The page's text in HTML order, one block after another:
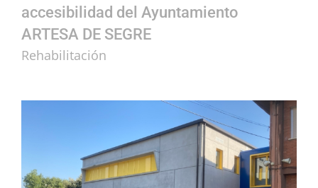
accesibilidad del Ayuntamiento
ARTESA DE SEGRE
Rehabilitación